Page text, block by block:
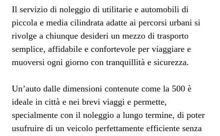
Il servizio di noleggio di utilitarie e automobili di
piccola e media cilindrata adatte ai percorsi urbani si
rivolge a chiunque desideri un mezzo di trasporto
semplice, affidabile e confortevole per viaggiare e
muoversi ogni giorno con tranquillità e sicurezza.
Un’auto dalle dimensioni contenute come la 500 è
ideale in città e nei brevi viaggi e permette,
specialmente con il noleggio a lungo termine, di poter
usufruire di un veicolo perfettamente efficiente senza